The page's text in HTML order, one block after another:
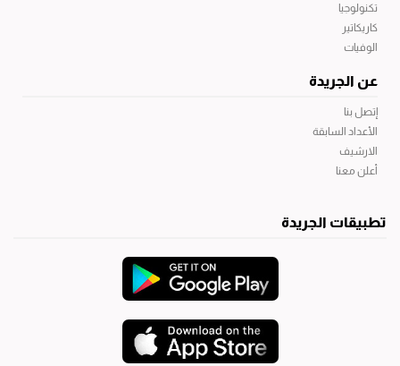
تكنولوجيا
كاريكاتير
الوفيات
عن الجريدة
إتصل بنا
الأعداد السابقة
الارشيف
أعلن معنا
تطبيقات الجريدة